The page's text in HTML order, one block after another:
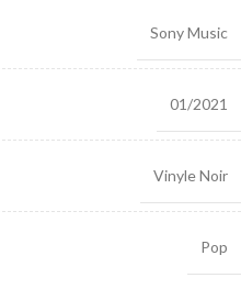
Sony Music
01/2021
Vinyle Noir
Pop